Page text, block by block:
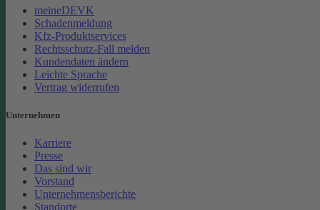
meineDEVK
Schadenmeldung
Kfz-Produktservices
Rechtsschutz-Fall melden
Kundendaten ändern
Leichte Sprache
Vertrag widerrufen
Unternehmen
Karriere
Presse
Das sind wir
Vorstand
Unternehmensberichte
Standorte